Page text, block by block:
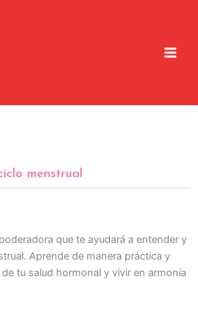
menstrual
que te ayudará a entender y
Aprende de manera práctica y
tu salud hormonal y vivir en armonía